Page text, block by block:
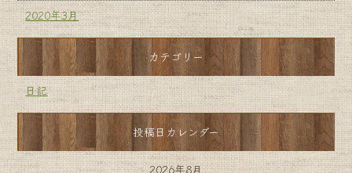
2020年3月
カテゴリー
日記
投稿日カレンダー
2026年8月